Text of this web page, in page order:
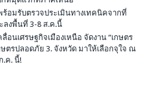
อมรับตรวจประเมินทางเทคนิคจากที่
งพื้นที่ 3-8 ส.ค.นี้
นเศรษฐกิจเมืองเหนือ จัดงาน “เกษตร
ษตรปลอดภัย 3. จังหวัด มาให้เลือกจุใจ ณ
.ค. นี้!